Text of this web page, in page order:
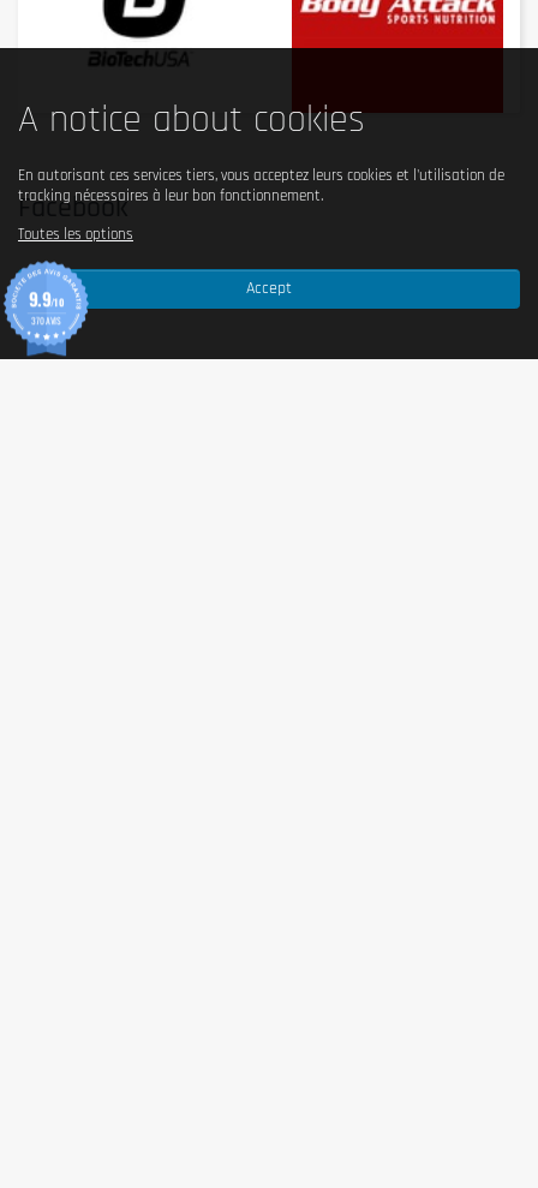
Facebook
A notice about cookies
Accept
En autorisant ces services tiers, vous acceptez leurs cookies et l'utilisation de
tracking nécessaires à leur bon fonctionnement.
Toutes les options
9.9/10
370 AVIS